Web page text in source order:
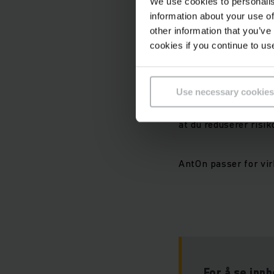
information about your use
other information that
cookies if you continue to
Use necessary
Ønsker du å utføre
instruksjonsvideoer
nettbutikken
.
Foretrekker du
at du reduserer
AntOn passer for